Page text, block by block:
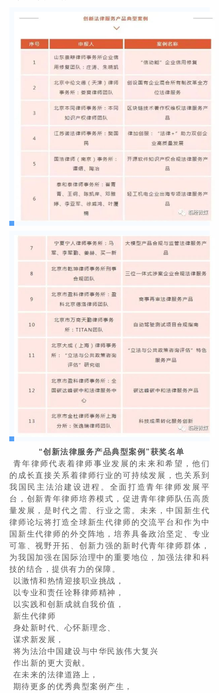
“创新法律服务产品典型案例”获奖名单
青年律师代表着律师事业发展的未来和希望，他们
的成长直接关系着律师行业的可持续发展，也关系到
我国民主法治建设进程。全面打造青年律师发展平
台，创新青年律师培养模式，促进青年律师队伍高质
量发展，是时代之需、行业之需。未来，中国新生代
律师论坛将打造全球新生代律师的交流平台和作为中
国新生代律师的外交阵地，培养具备政治坚定、专业
可靠、视野开拓、创新力强的新时代青年律师群体，
为我国加强在国际治理中的重要地位，加强法律和科
技的结合，提供有力的保障。
以激情和热情迎接职业挑战，
以专业和责任诠释律师精神，
以实践和创新成就自我价值，
新生代律师
身处新时代、心怀新理念、
谋求新发展，
将为法治中国建设与中华民族伟大复兴
作出新的更大贡献。
在未来的法律道路上，
期待更多的优秀典型案例产生，